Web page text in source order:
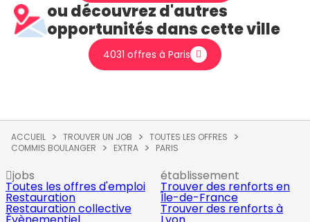
ou découvrez d'autres
opportunités dans cette ville
4031 offres à Paris
ACCUEIL TROUVER UN JOB
TOUTES LES OFFRES
COMMIS BOULANGER
EXTRA PARIS
jobs
Toutes les offres d'emploi
Restauration
Restauration collective
établissement
Trouver des renforts en
Île-de-France
Trouver des renforts à